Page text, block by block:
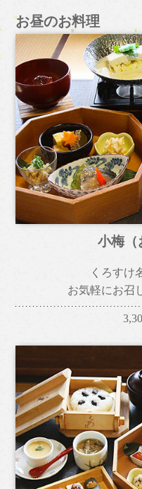
お昼のお料理
小梅（
くろすけ
お気軽にお召